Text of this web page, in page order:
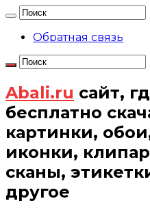
Обратная связь
Abali.ru сайт,
бесплатно
картинки,
иконки,
сканы,
другое